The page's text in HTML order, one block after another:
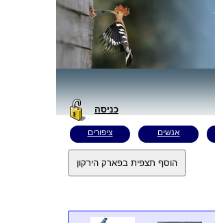
כניסה
אנשים ציפורים